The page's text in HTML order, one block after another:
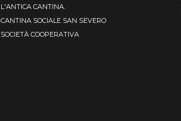
L'ANTICA CANTINA.
CANTINA SOCIALE SAN SEVERO
SOCIETÀ COOPERATIVA